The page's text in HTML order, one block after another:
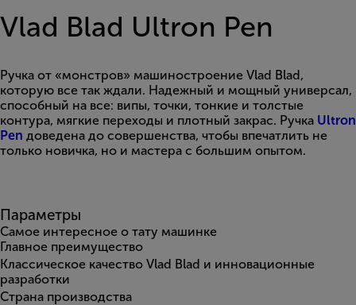
Vlad Blad Ultron Pen
Ручка от «монстров» машиностроение Vlad Blad,
которую все так ждали. Надежный и мощный универсал,
способный на все: випы, точки, тонкие и толстые
контура, мягкие переходы и плотный закрас. Ручка Ultron
Pen доведена до совершенства, чтобы впечатлить не
только новичка, но и мастера с большим опытом.
Параметры
Самое интересное о тату машинке
Главное преимущество
Классическое качество Vlad Blad и инновационные
разработки
Страна производства